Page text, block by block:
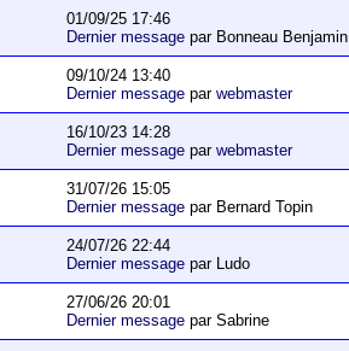
01/09/25 17:46
Dernier message par Bonneau Benjamin
09/10/24 13:40
Dernier message parwebmaster
16/10/23 14:28
Dernier message parwebmaster
31/07/26 15:05
Dernier message par Bernard Topin
24/07/26 22:44
Dernier message par Ludo
27/06/26 20:01
Dernier message par Sabrine